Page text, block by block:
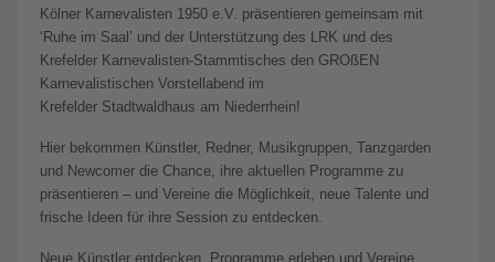
Kölner Karnevalisten 1950 e.V. präsentieren gemeinsam mit
‘Ruhe im Saal’ und der Unterstützung des LRK und des
Krefelder Karnevalisten-Stammtisches den GROßEN
Karnevalistischen Vorstellabend im
Krefelder Stadtwaldhaus am Niederrhein!
Hier bekommen Künstler, Redner, Musikgruppen, Tanzgarden
und Newcomer die Chance, ihre aktuellen Programme zu
präsentieren – und Vereine die Möglichkeit, neue Talente und
frische Ideen für ihre Session zu entdecken.
Neue Künstler entdecken, Programme erleben und Vereine